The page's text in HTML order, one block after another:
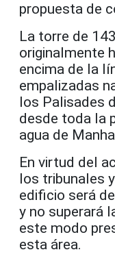
propuesta de
La torre de
originalmente
encima de la
empalizadas
los Palisades
desde toda la
agua de
En virtud del
los tribunales
edificio será
y no superará
este modo
esta área.